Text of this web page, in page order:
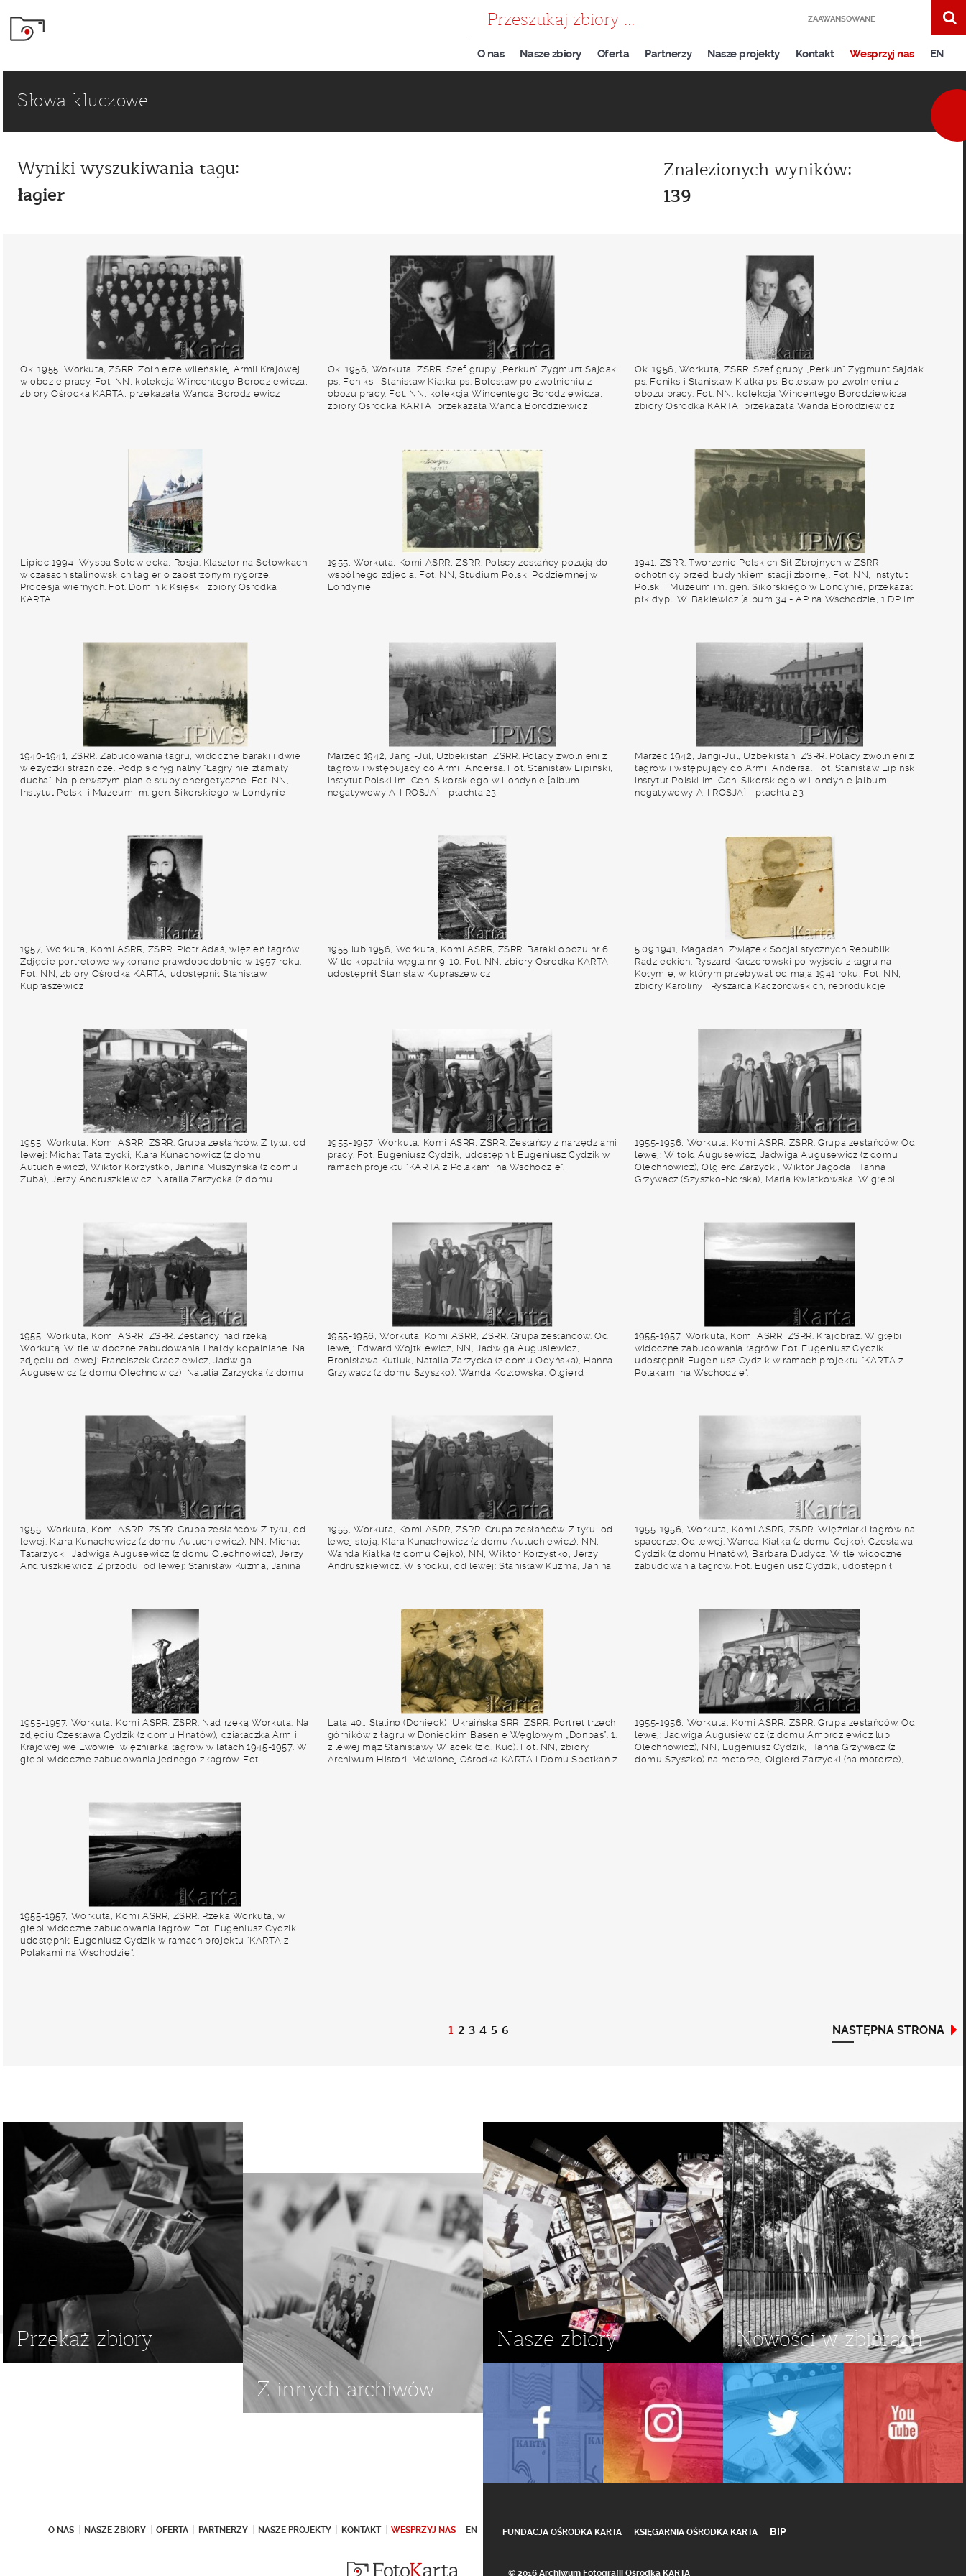
ZAAWANSOWANE
O nas Nasze zbiory Oferta Partnerzy Nasze projekty Kontakt Wesprzyj nas EN
Słowa kluczowe
Wyniki wyszukiwania tagu:
łagier
Znalezionych wyników:
139
Ok. 1955, Workuta, ZSRR. Żołnierze wileńskiej Armii Krajowej
w obozie pracy. Fot. NN, kolekcja Wincentego Borodziewicza,
zbiory Ośrodka KARTA, przekazała Wanda Borodziewicz
Ok. 1956, Workuta, ZSRR. Szef grupy „Perkun” Zygmunt Sajdak
ps. Feniks i Stanisław Kiałka ps. Bolesław po zwolnieniu z
obozu pracy. Fot. NN, kolekcja Wincentego Borodziewicza,
zbiory Ośrodka KARTA, przekazała Wanda Borodziewicz
Ok. 1956, Workuta, ZSRR. Szef grupy „Perkun” Zygmunt Sajdak
ps. Feniks i Stanisław Kiałka ps. Bolesław po zwolnieniu z
obozu pracy. Fot. NN, kolekcja Wincentego Borodziewicza,
zbiory Ośrodka KARTA, przekazała Wanda Borodziewicz
Lipiec 1994, Wyspa Sołowiecka, Rosja. Klasztor na Sołowkach,
w czasach stalinowskich łagier o zaostrzonym rygorze.
Procesja wiernych. Fot. Dominik Księski, zbiory Ośrodka
KARTA
1955, Workuta, Komi ASRR, ZSRR. Polscy zesłańcy pozują do
wspólnego zdjęcia. Fot. NN, Studium Polski Podziemnej w
Londynie
1941, ZSRR. Tworzenie Polskich Sił Zbrojnych w ZSRR,
ochotnicy przed budynkiem stacji zbornej. Fot. NN, Instytut
Polski i Muzeum im. gen. Sikorskiego w Londynie, przekazał
płk dypl. W. Bąkiewicz [album 34 - AP na Wschodzie, 1 DP im.
1940-1941, ZSRR. Zabudowania łagru, widoczne baraki i dwie
wieżyczki strażnicze. Podpis oryginalny "Łagry nie złamały
ducha". Na pierwszym planie słupy energetyczne. Fot. NN,
Instytut Polski i Muzeum im. gen. Sikorskiego w Londynie
Marzec 1942, Jangi-Jul, Uzbekistan, ZSRR. Polacy zwolnieni z
łagrów i wstępujący do Armii Andersa. Fot. Stanisław Lipiński,
Instytut Polski im. Gen. Sikorskiego w Londynie [album
negatywowy A-I ROSJA] - płachta 23
Marzec 1942, Jangi-Jul, Uzbekistan, ZSRR. Polacy zwolnieni z
łagrów i wstępujący do Armii Andersa. Fot. Stanisław Lipiński,
Instytut Polski im. Gen. Sikorskiego w Londynie [album
negatywowy A-I ROSJA] - płachta 23
1957, Workuta, Komi ASRR, ZSRR. Piotr Adaś, więzień łagrów.
Zdjęcie portretowe wykonane prawdopodobnie w 1957 roku.
Fot. NN, zbiory Ośrodka KARTA, udostępnił Stanisław
Kupraszewicz
1955 lub 1956, Workuta, Komi ASRR, ZSRR. Baraki obozu nr 6.
W tle kopalnia węgla nr 9-10. Fot. NN, zbiory Ośrodka KARTA,
udostępnił Stanisław Kupraszewicz
5.09.1941, Magadan, Związek Socjalistycznych Republik
Radzieckich. Ryszard Kaczorowski po wyjściu z łagru na
Kołymie, w którym przebywał od maja 1941 roku. Fot. NN,
zbiory Karoliny i Ryszarda Kaczorowskich, reprodukcje
1955, Workuta, Komi ASRR, ZSRR. Grupa zesłańców. Z tyłu, od
lewej: Michał Tatarzycki, Klara Kunachowicz (z domu
Autuchiewicz), Wiktor Korzystko, Janina Muszyńska (z domu
Zuba), Jerzy Andruszkiewicz, Natalia Zarzycka (z domu
zabudowania mieszkalne oraz hałda kopalniana. Fot.
Eugeniusz Cydzik, udostępnił Eugeniusz Cydzik w ramach
projektu "KARTA z Polakami na Wschodzie".
1955-1957, Workuta, Komi ASRR, ZSRR. Zesłańcy z narzędziami
pracy. Fot. Eugeniusz Cydzik, udostępnił Eugeniusz Cydzik w
ramach projektu "KARTA z Polakami na Wschodzie".
1955-1956, Workuta, Komi ASRR, ZSRR. Grupa zesłańców. Od
lewej: Witold Augusewicz, Jadwiga Augusewicz (z domu
Olechnowicz), Olgierd Zarzycki, Wiktor Jagoda, Hanna
Grzywacz (Szyszko-Norska), Maria Kwiatkowska. W głębi
1955, Workuta, Komi ASRR, ZSRR. Zesłańcy nad rzeką
Workutą. W tle widoczne zabudowania i hałdy kopalniane. Na
zdjęciu od lewej: Franciszek Gradziewicz, Jadwiga
Augusewicz (z domu Olechnowicz), Natalia Zarzycka (z domu
projektu "KARTA z Polakami na Wschodzie".
1955-1956, Workuta, Komi ASRR, ZSRR. Grupa zesłańców. Od
lewej: Edward Wojtkiewicz, NN, Jadwiga Augusiewicz,
Bronisława Kutiuk, Natalia Zarzycka (z domu Odyńska), Hanna
Grzywacz (z domu Szyszko), Wanda Kozłowska, Olgierd
1955-1957, Workuta, Komi ASRR, ZSRR. Krajobraz. W głębi
widoczne zabudowania łagrów. Fot. Eugeniusz Cydzik,
udostępnił Eugeniusz Cydzik w ramach projektu "KARTA z
Polakami na Wschodzie".
1955, Workuta, Komi ASRR, ZSRR. Grupa zesłańców. Z tyłu, od
lewej: Klara Kunachowicz (z domu Autuchiewicz), NN, Michał
Tatarzycki, Jadwiga Augusewicz (z domu Olechnowicz), Jerzy
Andruszkiewicz. Z przodu, od lewej: Stanisław Kuźma, Janina
Eugeniusz Cydzik, udostępnił Eugeniusz Cydzik w ramach
projektu "KARTA z Polakami na Wschodzie".
1955, Workuta, Komi ASRR, ZSRR. Grupa zesłańców. Z tyłu, od
lewej stoją: Klara Kunachowicz (z domu Autuchiewicz), NN,
Wanda Kiałka (z domu Cejko), NN, Wiktor Korzystko, Jerzy
Andruszkiewicz. W środku, od lewej: Stanisław Kuźma, Janina
zabudowania mieszkalne oraz hałda kopalniana. Fot.
Eugeniusz Cydzik, udostępnił Eugeniusz Cydzik w ramach
projektu "KARTA z Polakami na Wschodzie".
1955-1956, Workuta, Komi ASRR, ZSRR. Więźniarki łagrów na
spacerze. Od lewej: Wanda Kiałka (z domu Cejko), Czesława
Cydzik (z domu Hnatów), Barbara Dudycz. W tle widoczne
zabudowania łagrów. Fot. Eugeniusz Cydzik, udostępnił
1955-1957, Workuta, Komi ASRR, ZSRR. Nad rzeką Workutą. Na
zdjęciu Czesława Cydzik (z domu Hnatów), działaczka Armii
Krajowej we Lwowie, więźniarka łagrów w latach 1945-1957. W
głębi widoczne zabudowania jednego z łagrów. Fot.
Lata 40., Stalino (Donieck), Ukraińska SRR, ZSRR. Portret trzech
górników z łagru w Donieckim Basenie Węglowym „Donbas”. 1.
z lewej mąż Stanisławy Wiącek (z d. Kuc). Fot. NN, zbiory
Archiwum Historii Mówionej Ośrodka KARTA i Domu Spotkań z
1955-1956, Workuta, Komi ASRR, ZSRR. Grupa zesłańców. Od
lewej: Jadwiga Augusiewicz (z domu Ambroziewicz lub
Olechnowicz), NN, Eugeniusz Cydzik, Hanna Grzywacz (z
domu Szyszko) na motorze, Olgierd Zarzycki (na motorze),
1955-1957, Workuta, Komi ASRR, ZSRR. Rzeka Workuta, w
głębi widoczne zabudowania łagrów. Fot. Eugeniusz Cydzik,
udostępnił Eugeniusz Cydzik w ramach projektu "KARTA z
Polakami na Wschodzie".
1 2 3 4 5 6 NASTĘPNA STRONA
Przekaż zbiory
Z innych archiwów
Nasze zbiory Nowości w zbiorach
O NAS NASZE ZBIORY OFERTA PARTNERZY NASZE PROJEKTY KONTAKT WESPRZYJ NAS EN FUNDACJA OŚRODKA KARTA KSIĘGARNIA OŚRODKA KARTA BIP
© 2016 Archiwum Fotografii Ośrodka KARTA